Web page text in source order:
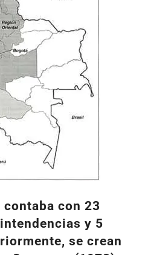
con 23
y 5
se crean